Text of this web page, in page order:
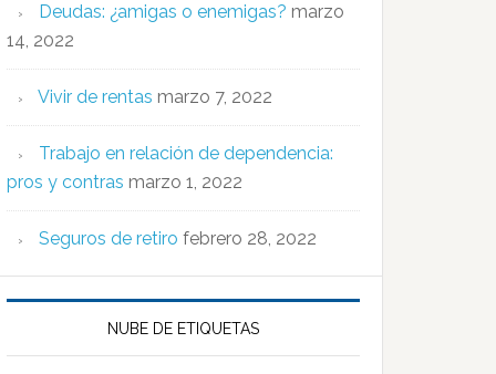
Deudas: ¿amigas o enemigas? marzo
14, 2022
Vivir de rentas marzo 7, 2022
Trabajo en relación de dependencia:
pros y contras marzo 1, 2022
Seguros de retiro febrero 28, 2022
NUBE DE ETIQUETAS